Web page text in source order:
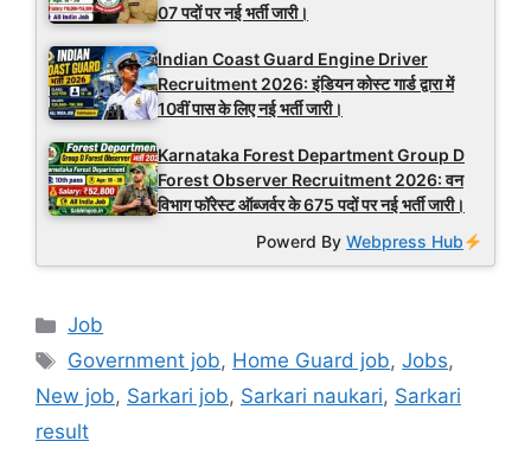
07 पदों पर नई भर्ती जारी।
Indian Coast Guard Engine Driver
Recruitment 2026: इंडियन कोस्ट गार्ड द्वारा में
10वीं पास के लिए नई भर्ती जारी।
Karnataka Forest Department Group D
Forest Observer Recruitment 2026: वन
विभाग फॉरेस्ट ऑब्जर्वर के 675 पदों पर नई भर्ती जारी।
Powerd ByWebpress Hub
Categories
Job
Tags
Government job, Home Guard job,Jobs,
New job, Sarkari job, Sarkari naukari, Sarkari
result